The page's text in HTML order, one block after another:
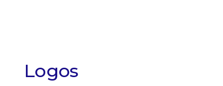
Logos